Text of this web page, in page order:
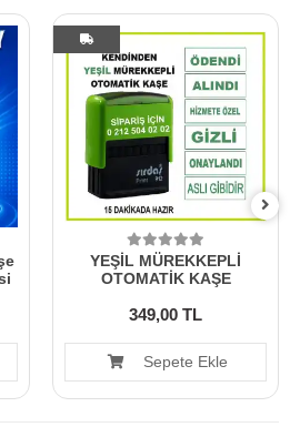
YEŞİL MÜREKKEPLİ
OTOMATİK KAŞE
349,00 TL
Sepete Ekle